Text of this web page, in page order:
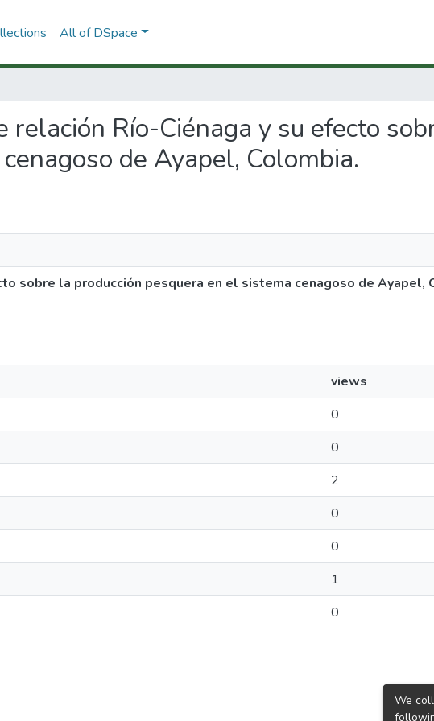
All of DSpace
Río-Ciénaga y su efecto
de Ayapel, Colombia.
sobre la producción pesquera en el sistema cenagoso de Ayapel,
views
0
0
2
0
0
1
0
We